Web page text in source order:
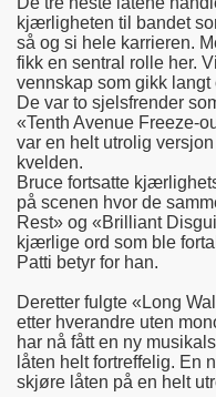
kjærligheten til bandet
så og si hele karrieren.
fikk en sentral rolle her.
vennskap som gikk langt
De var to sjelsfrender
«Tenth Avenue Freeze-
var en helt utrolig
kvelden.
Bruce fortsatte
på scenen hvor de
Rest» og «Brilliant
kjærlige ord som ble
Patti betyr for han.
Deretter fulgte «Long
etter hverandre uten
har nå fått en ny
låten helt fortreffelig. En
skjøre låten på en helt